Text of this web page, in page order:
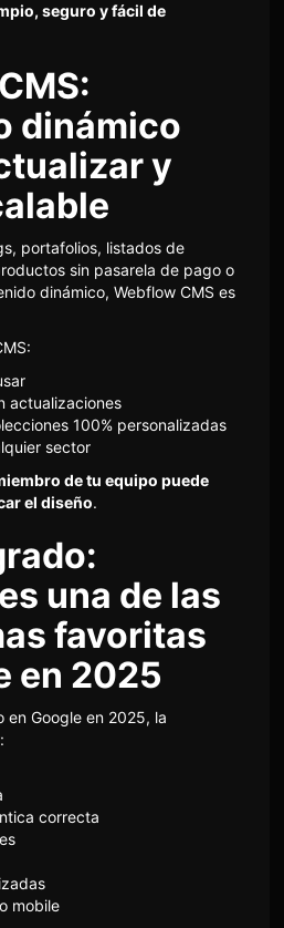
seguro y fácil de
dinámico
y
portafolios, listados de
sin pasarela de pago o
dinámico, Webflow CMS es
actualizaciones
100% personalizadas
sector
de tu equipo puede
el diseño.
una de las
favoritas
en 2025
en Google en 2025, la
correcta
mobile